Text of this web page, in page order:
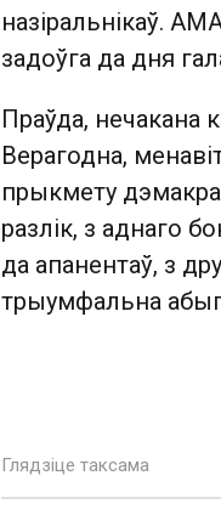
назіральнікаў.
задоўга да дня
Праўда, нечакана
Верагодна,
прыкмету
разлік, з аднаго
да апанентаў, з
трыумфальна
Глядзіце таксама